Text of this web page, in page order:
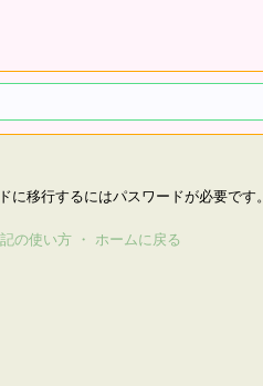
に移行するにはパスワードが必要です。
記の使い方 ・ ホームに戻る